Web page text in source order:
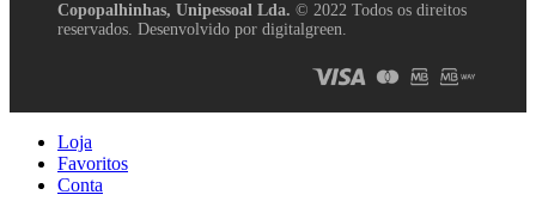
Copopalhinhas, Unipessoal Lda. © 2022 Todos os direitos
reservados. Desenvolvido por digitalgreen.
Loja
Favoritos
Conta